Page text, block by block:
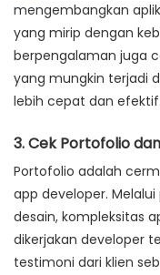
mengembangkan
yang mirip dengan
berpengalaman juga
yang mungkin terjadi
lebih cepat dan efektif.
3. Cek Portofolio
Portofolio adalah
app developer.
desain, kompleksitas
dikerjakan developer
testimoni dari klien